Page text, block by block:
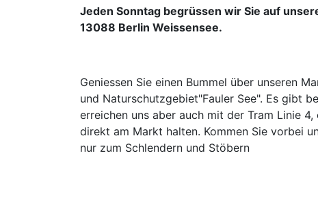
Jeden Sonntag begrüssen wir Sie auf
13088 Berlin Weissensee.
Geniessen Sie einen Bummel über unseren
und Naturschutzgebiet"Fauler See". Es gibt
erreichen uns aber auch mit der Tram Linie
direkt am Markt halten. Kommen Sie vorbei
nur zum Schlendern und Stöbern